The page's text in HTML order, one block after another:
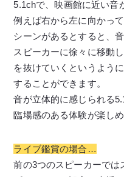
5.1chで、映画館に近い音
例えば右から左に向かっ
シーンがあるとすると、
スピーカーに徐々に移動
を抜けていくというよう
することができます。
音が立体的に感じられる
臨場感のある体験が楽しめ
ライブ鑑賞の場合…
前の3つのスピーカーでは